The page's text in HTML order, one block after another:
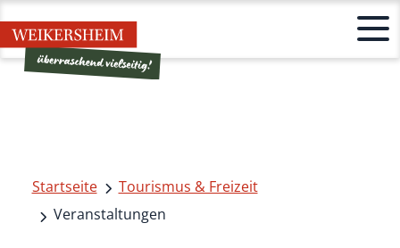
Startseite
Tourismus & Freizeit
Veranstaltungen